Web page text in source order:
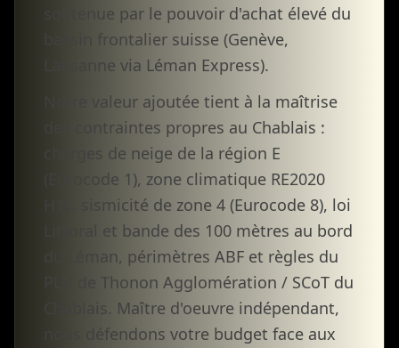
soutenue par le pouvoir d'achat élevé du
bassin frontalier suisse (Genève,
Lausanne via Léman Express).
Notre valeur ajoutée tient à la maîtrise
des contraintes propres au Chablais :
charges de neige de la région E
(Eurocode 1), zone climatique RE2020
H1c, sismicité de zone 4 (Eurocode 8), loi
Littoral et bande des 100 mètres au bord
du Léman, périmètres ABF et règles du
PLU de Thonon Agglomération / SCoT du
Chablais. Maître d'oeuvre indépendant,
nous défendons votre budget face aux